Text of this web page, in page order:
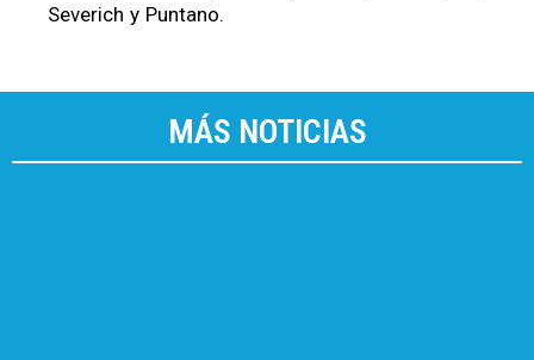
Severich y Puntano.
MÁS NOTICIAS